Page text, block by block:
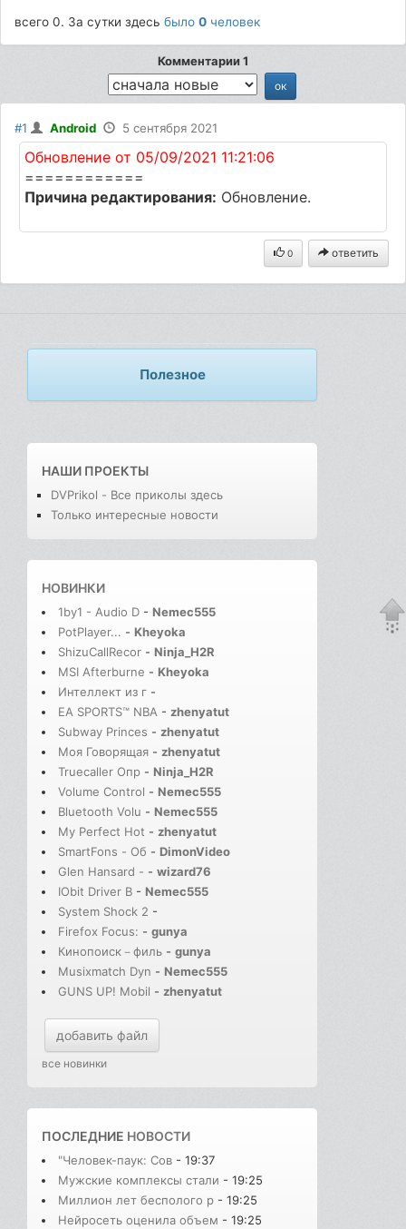
всего 0. За сутки здесьбыло0 человек
Комментарии 1
#1 Android 5 сентября 2021
Обновление от 05/09/2021 11:21:06
============
Причина редактирования: Обновление.
0 ответить
Полезное
НАШИ ПРОЕКТЫ
DVPrikol - Все приколы здесь
Только интересные новости
НОВИНКИ
1by1 - Audio D - Nemec555
PotPlayer... - Kheyoka
ShizuCallRecor - Ninja_H2R
MSI Afterburne - Kheyoka
Интеллект из г -
EA SPORTS™ NBA - zhenyatut
Subway Princes - zhenyatut
Моя Говорящая - zhenyatut
Truecaller Опр - Ninja_H2R
Volume Control - Nemec555
Bluetooth Volu - Nemec555
My Perfect Hot - zhenyatut
SmartFons - Об - DimonVideo
Glen Hansard - - wizard76
IObit Driver B - Nemec555
System Shock 2 -
Firefox Focus: - gunya
Кинопоиск－филь - gunya
Musixmatch Dyn - Nemec555
GUNS UP! Mobil - zhenyatut
добавить файл
все новинки
ПОСЛЕДНИЕ НОВОСТИ
"Человек-паук: Сов - 19:37
Мужские комплексы стали - 19:25
Миллион лет бесполого р - 19:25
Нейросеть оценила объем - 19:25